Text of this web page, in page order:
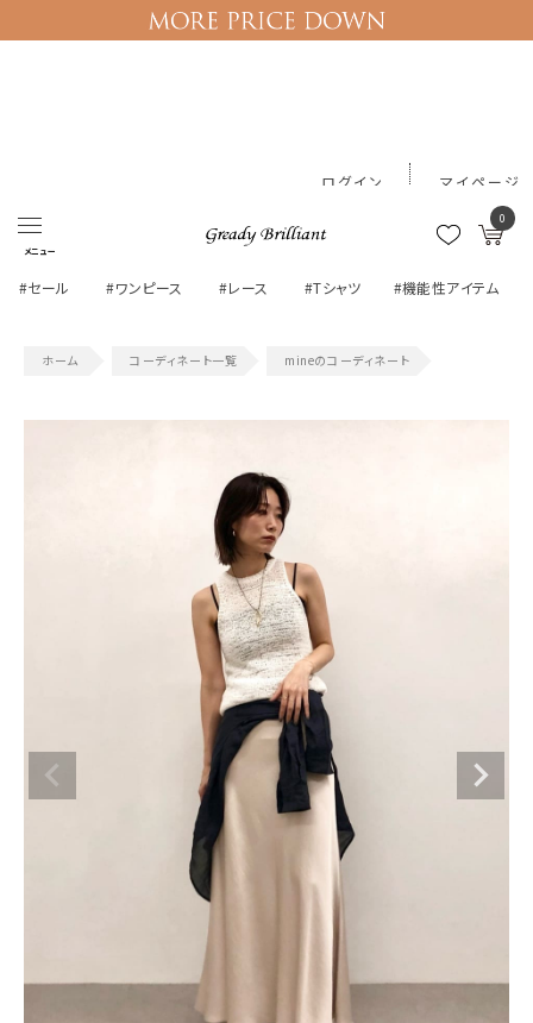
メニュー
0
ログイン マイページ
#セール #ワンピース #レース #Tシャツ #機能性アイテム
コーディネート一覧 mineのコーディネート